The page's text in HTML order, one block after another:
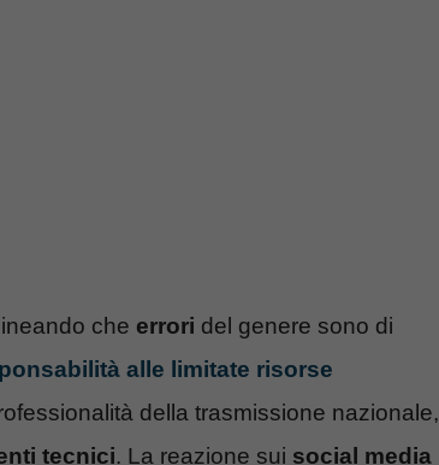
che errori del genere sono di
alle limitate risorse
della trasmissione nazionale,
tecnici. La reazione sui social media